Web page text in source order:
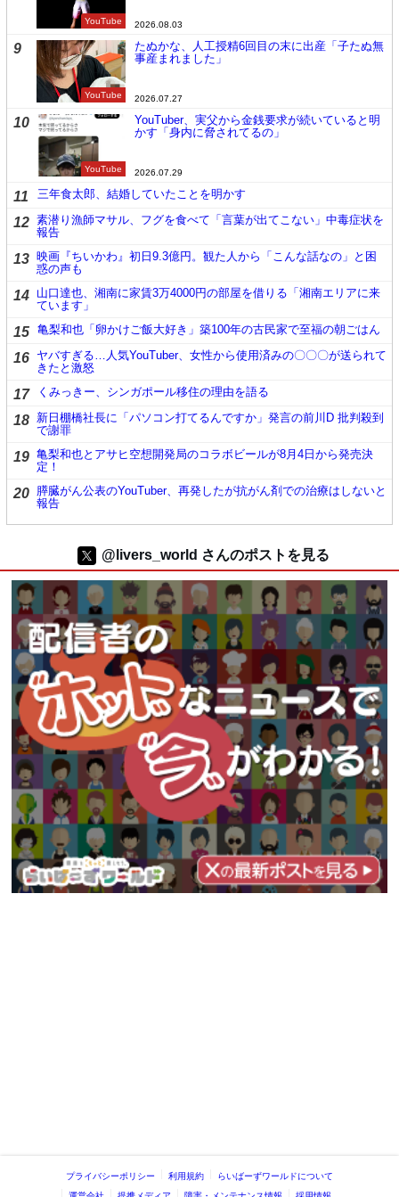
YouTube 2026.08.03
9
YouTube
たぬかな、人工授精6回目の末に出産「子たぬ無
事産まれました」
2026.07.27
10
YouTube
YouTuber、実父から金銭要求が続いていると明
かす「身内に脅されてるの」
2026.07.29
11 三年食太郎、結婚していたことを明かす
12 素潜り漁師マサル、フグを食べて「言葉が出てこない」中毒症状を
報告
13 映画『ちいかわ』初日9.3億円。観た人から「こんな話なの」と困
惑の声も
14 山口達也、湘南に家賃3万4000円の部屋を借りる「湘南エリアに来
ています」
15 亀梨和也「卵かけご飯大好き」築100年の古民家で至福の朝ごはん
16 ヤバすぎる…人気YouTuber、女性から使用済みの〇〇〇が送られて
きたと激怒
17 くみっきー、シンガポール移住の理由を語る
18 新日棚橋社長に「パソコン打てるんですか」発言の前川D 批判殺到
で謝罪
19 亀梨和也とアサヒ空想開発局のコラボビールが8月4日から発売決
定！
20 膵臓がん公表のYouTuber、再発したが抗がん剤での治療はしないと
報告
@livers_world さんのポストを見る
プライバシーポリシー 利用規約 らいばーずワールドについて